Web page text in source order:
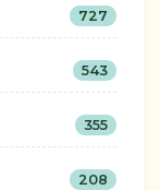
727
543
355
208